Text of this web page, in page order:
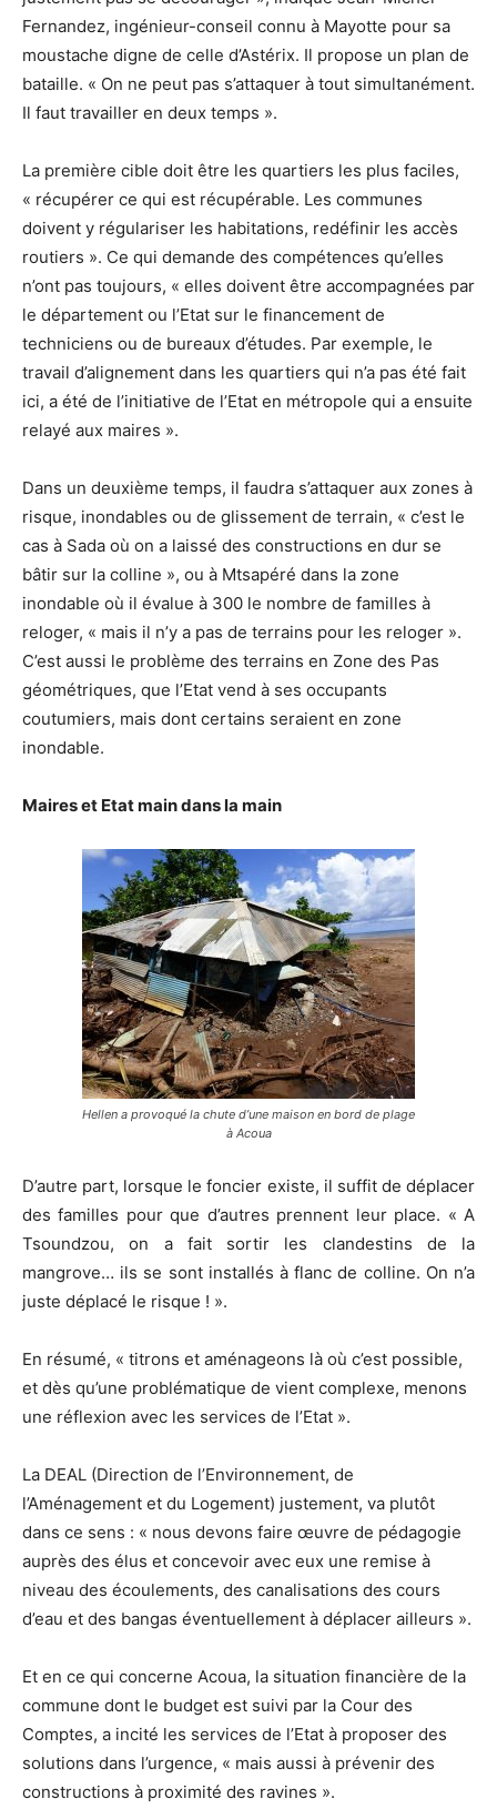
Fernandez, ingénieur-conseil connu à Mayotte pour sa
moustache digne de celle d’Astérix. Il propose un plan de
bataille. « On ne peut pas s’attaquer à tout simultanément.
Il faut travailler en deux temps ».
La première cible doit être les quartiers les plus faciles,
« récupérer ce qui est récupérable. Les communes
doivent y régulariser les habitations, redéfinir les accès
routiers ». Ce qui demande des compétences qu’elles
n’ont pas toujours, « elles doivent être accompagnées par
le département ou l’Etat sur le financement de
techniciens ou de bureaux d’études. Par exemple, le
travail d’alignement dans les quartiers qui n’a pas été fait
ici, a été de l’initiative de l’Etat en métropole qui a ensuite
relayé aux maires ».
Dans un deuxième temps, il faudra s’attaquer aux zones à
risque, inondables ou de glissement de terrain, « c’est le
cas à Sada où on a laissé des constructions en dur se
bâtir sur la colline », ou à Mtsapéré dans la zone
inondable où il évalue à 300 le nombre de familles à
reloger, « mais il n’y a pas de terrains pour les reloger ».
C’est aussi le problème des terrains en Zone des Pas
géométriques, que l’Etat vend à ses occupants
coutumiers, mais dont certains seraient en zone
inondable.
Maires et Etat main dans la main
Hellen a provoqué la chute d’une maison en bord de plage
à Acoua
D’autre part, lorsque le foncier existe, il suffit de déplacer
des familles pour que d’autres prennent leur place. « A
Tsoundzou, on a fait sortir les clandestins de la
mangrove… ils se sont installés à flanc de colline. On n’a
juste déplacé le risque ! ».
En résumé, « titrons et aménageons là où c’est possible,
et dès qu’une problématique de vient complexe, menons
une réflexion avec les services de l’Etat ».
La DEAL (Direction de l’Environnement, de
l’Aménagement et du Logement) justement, va plutôt
dans ce sens : « nous devons faire œuvre de pédagogie
auprès des élus et concevoir avec eux une remise à
niveau des écoulements, des canalisations des cours
d’eau et des bangas éventuellement à déplacer ailleurs ».
Et en ce qui concerne Acoua, la situation financière de la
commune dont le budget est suivi par la Cour des
Comptes, a incité les services de l’Etat à proposer des
solutions dans l’urgence, « mais aussi à prévenir des
constructions à proximité des ravines ».